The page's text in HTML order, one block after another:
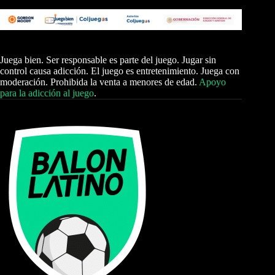
Juega bien. Ser responsable es parte del juego. Jugar sin
control causa adicción. El juego es entretenimiento. Juega con
moderación. Prohibida la venta a menores de edad. Apoyo
para la adicción al juego.